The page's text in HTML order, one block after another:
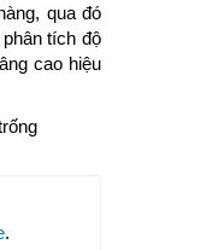
qua đó
tích độ
cao hiệu
.